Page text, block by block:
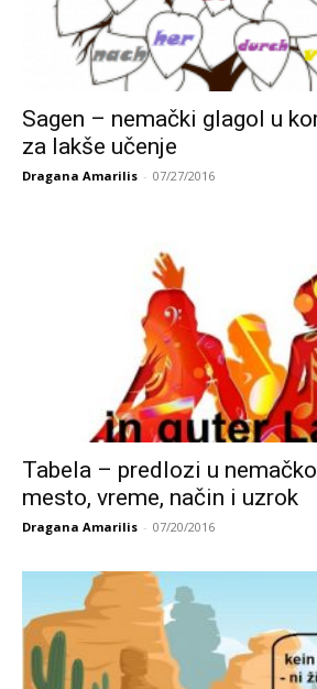
Sagen – nemački glagol u
za lakše učenje
Dragana Amarilis - 07/27/2016
Tabela – predlozi u
mesto, vreme, način i uzrok
Dragana Amarilis - 07/20/2016